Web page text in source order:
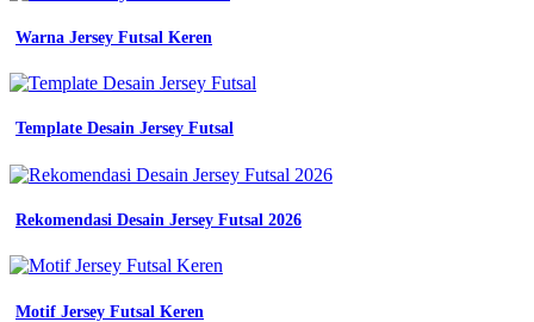
Warna Jersey Futsal Keren
Template Desain Jersey Futsal
Rekomendasi Desain Jersey Futsal 2026
Motif Jersey Futsal Keren